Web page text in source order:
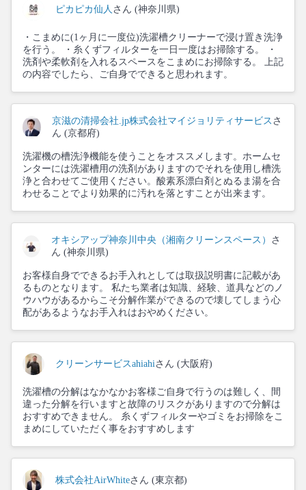
ピカピカ仙人 さん (神奈川県)
・こまめに(1ヶ月に一度位)洗濯槽クリーナーで浸け置き洗浄
を行う。 ・糸くずフィルターを一日一度はお掃除する。 ・
洗剤や柔軟剤を入れるスペースをこまめにお掃除する。 上記
の内容でしたら、ご自身でできると思われます。
京滋の清掃会社.jp株式会社マイジョリティサービス さ
ん (京都府)
洗濯機の槽洗浄機能を使うことをオススメします。ホームセ
ンターには洗濯槽用の洗剤がありますのでそれを使用し槽洗
浄と合わせてご使用ください。酸素系漂白剤とぬるま湯を合
わせることでより効果的に汚れを落とすことが出来ます。
オキシアップ神奈川中央（湘南クリーンスペース）
さ
ん (神奈川県)
お客様自身でできるお手入れとしては取扱説明書に記載があ
るものとなります。 私たち業者は知識、経験、道具などのノ
ウハウがあるからこそ分解作業ができるので壊してしまう心
配があるようなお手入れはおやめください。
クリーンサービスahiahiさん (大阪府)
洗濯槽の分解はなかなかお客様ご自身で行うのは難しく、間
違った分解を行いますと故障のリスクがありますので分解は
おすすめできません。 糸くずフィルターやゴミをお掃除をこ
まめにしていただく事をおすすめします
株式会社AirWhiteさん (東京都)